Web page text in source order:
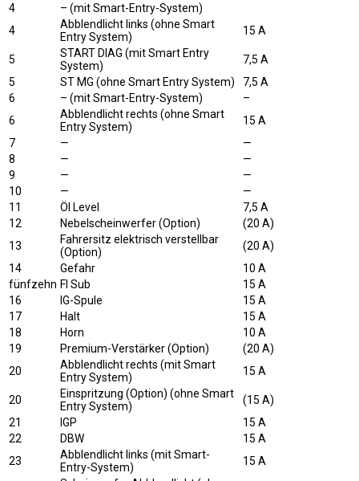
4
– (mit Smart-Entry-System)
4
Abblendlicht links (ohne Smart
Entry System)
15 A
5
START DIAG (mit Smart Entry
System)
7,5 A
5
ST MG (ohne Smart Entry System)
7,5 A
6
– (mit Smart-Entry-System)
–
6
Abblendlicht rechts (ohne Smart
Entry System)
15 A
7
—
—
8
—
—
9
—
—
10
—
—
11
Öl Level
7,5 A
12
Nebelscheinwerfer (Option)
(20 A)
13
Fahrersitz elektrisch verstellbar
(Option)
(20 A)
14
Gefahr
10 A
fünfzehn FI Sub
15 A
16
IG-Spule
15 A
17
Halt
15 A
18
Horn
10 A
19
Premium-Verstärker (Option)
(20 A)
20
Abblendlicht rechts (mit Smart
Entry System)
15 A
20
Einspritzung (Option) (ohne Smart
Entry System)
(15 A)
21
IGP
15 A
22
DBW
15 A
23
Abblendlicht links (mit Smart-
Entry-System)
15 A